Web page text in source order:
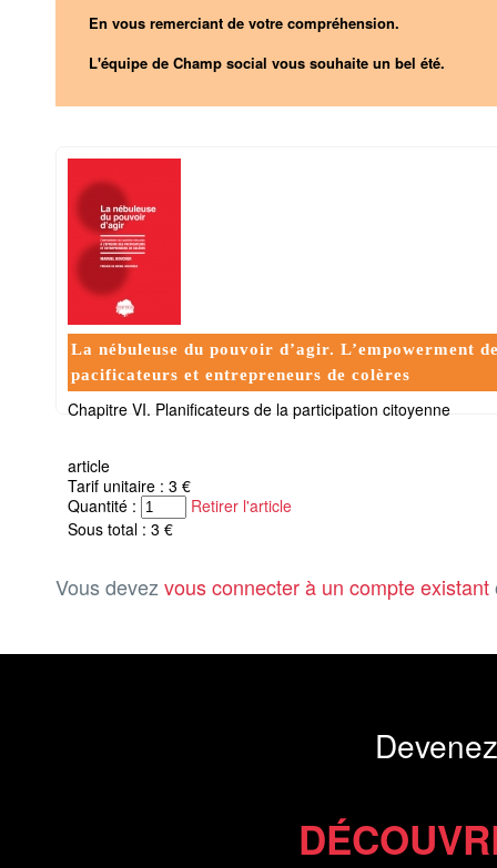
En vous remerciant de votre compréhension.
L'équipe de Champ social vous souhaite un bel été.
La nébuleuse du pouvoir d’agir. L’empowerment
pacificateurs et entrepreneurs de colères
Chapitre VI. Planificateurs de la participation citoyenne
article
Tarif unitaire : 3 €
Quantité :
Retirer l'article
Sous total : 3 €
Vous devez vous connecter à un compte existant